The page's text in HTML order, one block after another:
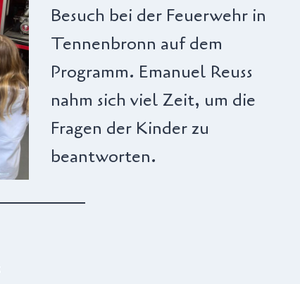
Besuch bei der Feuerwehr in
Tennenbronn auf dem
Programm. Emanuel Reuss
nahm sich viel Zeit, um die
Fragen der Kinder zu
beantworten.